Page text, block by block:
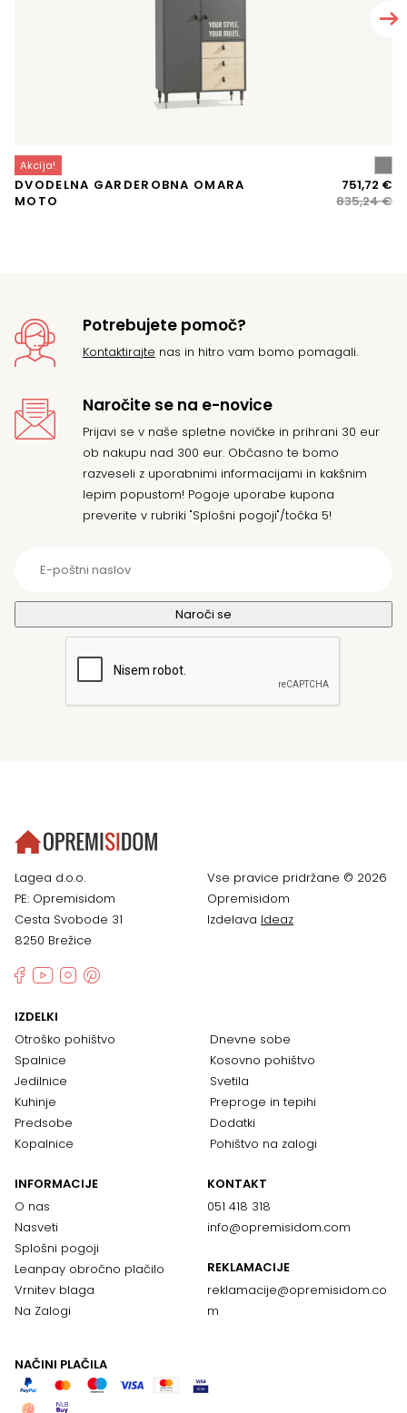
Akcija!
DVODELNA GARDEROBNA OMARA
MOTO
835,24€
751,72 €
Potrebujete pomoč?
Kontaktirajte nas in hitro vam bomo pomagali.
Naročite se na e-novice
Prijavi se v naše spletne novičke in prihrani 30 eur
ob nakupu nad 300 eur. Občasno te bomo
razveseli z uporabnimi informacijami in kakšnim
lepim popustom! Pogoje uporabe kupona
preverite v rubriki "Splošni pogoji"/točka 5!
Lagea d.o.o.
PE: Opremisidom
Cesta Svobode 31
8250 Brežice
Vse pravice pridržane © 2026
Opremisidom
Izdelava Ideaz
IZDELKI
Otroško pohištvo
Spalnice
Jedilnice
Kuhinje
Predsobe
Kopalnice
Dnevne sobe
Kosovno pohištvo
Svetila
Preproge in tepihi
Dodatki
Pohištvo na zalogi
INFORMACIJE
O nas
Nasveti
Splošni pogoji
Leanpay obročno plačilo
Vrnitev blaga
Na Zalogi
KONTAKT
051 418 318
info@opremisidom.com
REKLAMACIJE
reklamacije@opremisidom.co
m
NAČINI PLAČILA